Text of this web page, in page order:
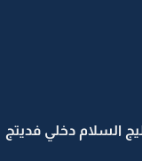
السلام دخلي فديتج